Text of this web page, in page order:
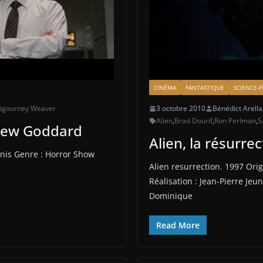
Weaver
Goddard
Genre : Horror Show
CINÉMA FANTASTIQUE SCIENCE-
3 octobre 2010
Bénédict
Alien,Brad Dourif,Ron Perlman,
Alien, la
Alien resurrection. 1997
Réalisation : Jean-Pierre
Dominique
Read More